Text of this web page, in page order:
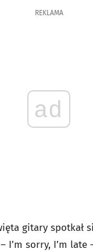
REKLAMA
ad
gitary spotkał
I’m sorry, I’m late